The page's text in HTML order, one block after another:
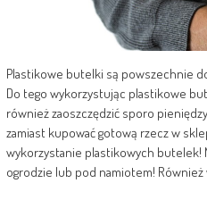
Plastikowe butelki są powszechnie
Do tego wykorzystując plastikowe
również zaoszczędzić sporo
zamiast kupować gotową rzecz w
wykorzystanie plastikowych butelek!
ogrodzie lub pod namiotem! Również